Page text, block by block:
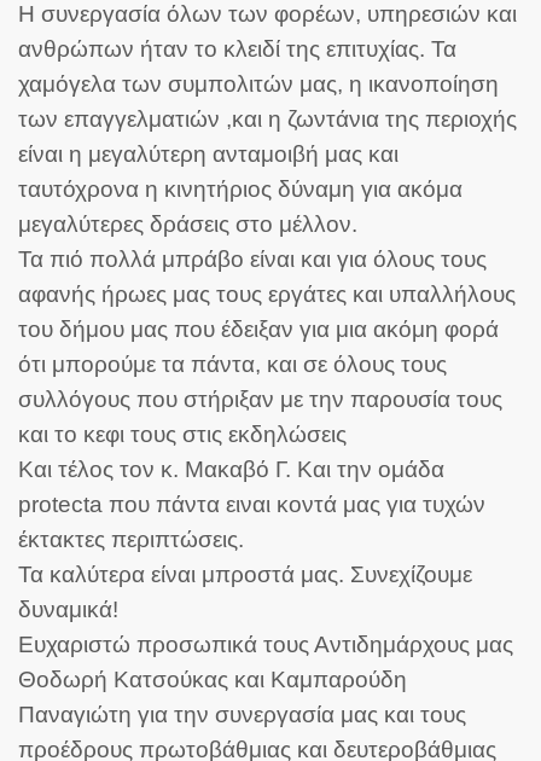
Η συνεργασία όλων των φορέων, υπηρεσιών και
ανθρώπων ήταν το κλειδί της επιτυχίας. Τα
χαμόγελα των συμπολιτών μας, η ικανοποίηση
των επαγγελματιών ,και η ζωντάνια της περιοχής
είναι η μεγαλύτερη ανταμοιβή μας και
ταυτόχρονα η κινητήριος δύναμη για ακόμα
μεγαλύτερες δράσεις στο μέλλον.
Τα πιό πολλά μπράβο είναι και για όλους τους
αφανής ήρωες μας τους εργάτες και υπαλλήλους
του δήμου μας που έδειξαν για μια ακόμη φορά
ότι μπορούμε τα πάντα, και σε όλους τους
συλλόγους που στήριξαν με την παρουσία τους
και το κεφι τους στις εκδηλώσεις
Και τέλος τον κ. Μακαβό Γ. Και την ομάδα
protecta που πάντα ειναι κοντά μας για τυχών
έκτακτες περιπτώσεις.
Τα καλύτερα είναι μπροστά μας. Συνεχίζουμε
δυναμικά!
Ευχαριστώ προσωπικά τους Αντιδημάρχους μας
Θοδωρή Κατσούκας και Καμπαρούδη
Παναγιώτη για την συνεργασία μας και τους
προέδρους πρωτοβάθμιας και δευτεροβάθμιας